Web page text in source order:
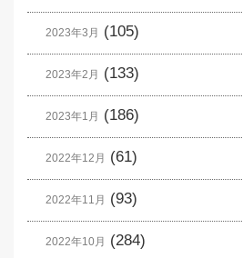
2023年3月 (105)
2023年2月 (133)
2023年1月 (186)
2022年12月 (61)
2022年11月 (93)
2022年10月 (284)